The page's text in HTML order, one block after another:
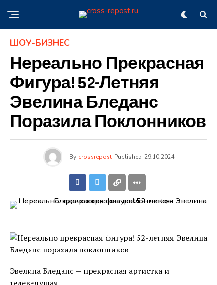
ШОУ-БИЗНЕС
Нереально Прекрасная
Фигура! 52-Летняя
Эвелина Бледанс
Поразила Поклонников
By crossrepost Published 29.10.2024
Эвелина Бледанс — прекрасная артистка и
телеведущая.